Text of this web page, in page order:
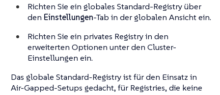
Richten Sie ein globales Standard-Registry über
den Einstellungen-Tab in der globalen Ansicht ein.
Richten Sie ein privates Registry in den
erweiterten Optionen unter den Cluster-
Einstellungen ein.
Das globale Standard-Registry ist für den Einsatz in
Air-Gapped-Setups gedacht, für Registries, die keine